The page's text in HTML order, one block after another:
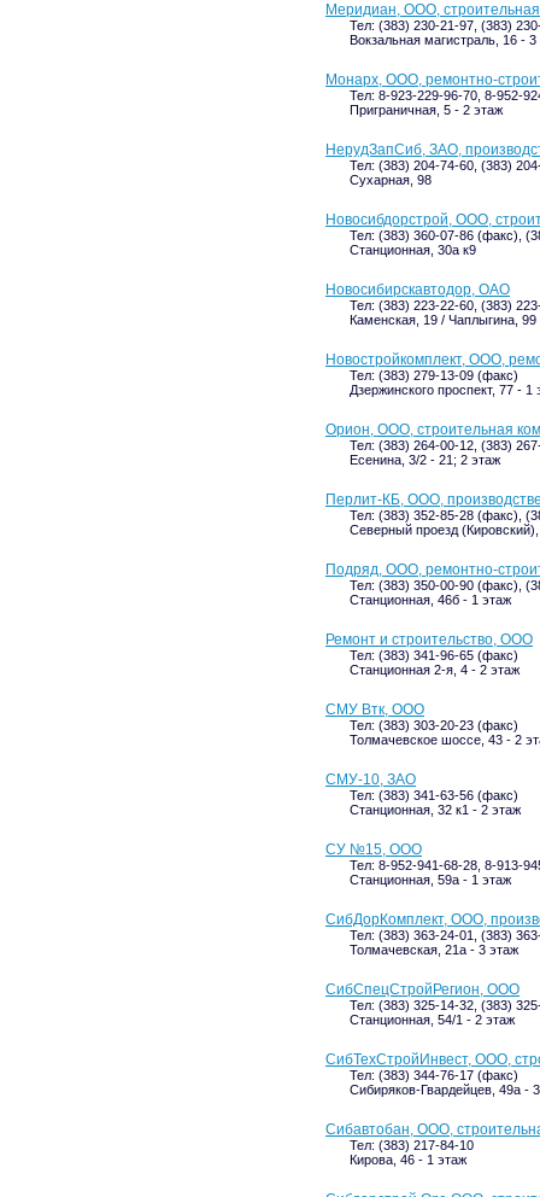
Меридиан, ООО,
Тел: (383) 230-21-97, (383)
Вокзальная магистраль, 16 - 3
Монарх, ООО, ремонтно-
Тел: 8-923-229-96-70, 8-952-
Приграничная, 5 - 2 этаж
НерудЗапСиб, ЗАО,
Тел: (383) 204-74-60, (383)
Сухарная, 98
Новосибдорстрой, ООО,
Тел: (383) 360-07-86 (факс),
Станционная, 30а к9
Новосибирскавтодор, ОАО
Тел: (383) 223-22-60, (383)
Каменская, 19 / Чаплыгина, 99
Новостройкомплект, ООО,
Тел: (383) 279-13-09 (факс)
Дзержинского проспект, 77 -
Орион, ООО, строительная
Тел: (383) 264-00-12, (383)
Есенина, 3/2 - 21; 2 этаж
Перлит-КБ, ООО,
Тел: (383) 352-85-28 (факс),
Северный проезд
Подряд, ООО, ремонтно-
Тел: (383) 350-00-90 (факс),
Станционная, 46б - 1 этаж
Ремонт и строительство, ООО
Тел: (383) 341-96-65 (факс)
Станционная 2-я, 4 - 2 этаж
СМУ Втк, ООО
Тел: (383) 303-20-23 (факс)
Толмачевское шоссе, 43 - 2
СМУ-10, ЗАО
Тел: (383) 341-63-56 (факс)
Станционная, 32 к1 - 2 этаж
СУ №15, ООО
Тел: 8-952-941-68-28, 8-913-
Станционная, 59а - 1 этаж
СибДорКомплект, ООО,
Тел: (383) 363-24-01, (383)
Толмачевская, 21а - 3 этаж
СибСпецСтройРегион, ООО
Тел: (383) 325-14-32, (383)
Станционная, 54/1 - 2 этаж
СибТехСтройИнвест, ООО,
Тел: (383) 344-76-17 (факс)
Сибиряков-Гвардейцев, 49а -
Сибавтобан, ООО,
Тел: (383) 217-84-10
Кирова, 46 - 1 этаж